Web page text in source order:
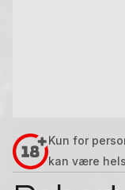
Kun for
kan være